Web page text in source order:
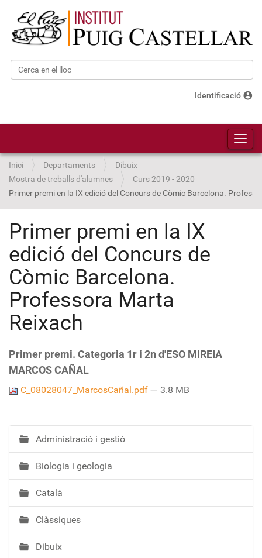
Cerca
Identificació account_circle
Inici Departaments
Dibuix
Mostra de treballs d'alumnes
Curs 2019 - 2020
Primer premi en la IX edició del Concurs de Còmic Barcelona.
Primer premi en la IX
edició del Concurs de
Còmic Barcelona.
Professora Marta
Reixach
Primer premi. Categoria 1r i 2n d'ESO MIREIA
MARCOS CAÑAL
C_08028047_MarcosCañal.pdf — 3.8 MB
N
a
v
e
g
a
c
ó
Administració i gestió
Biologia i geologia
Català
Clàssiques
Dibuix